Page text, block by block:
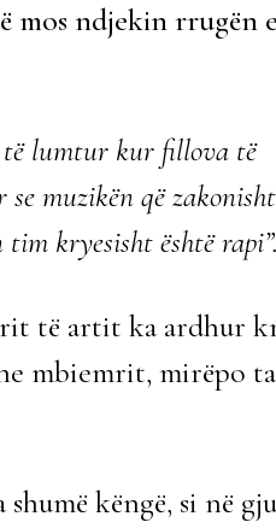
mos ndjekin rrugën
të lumtur kur fillova të
muzikën që
kryesisht është rapi”.
të artit ka ardhur
mbiemrit, mirëpo
këngë, si në